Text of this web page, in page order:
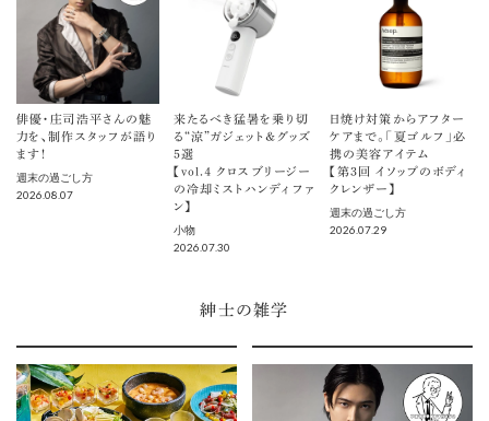
俳優・庄司浩平さんの魅
力を、制作スタッフが語り
ます！
週末の過ごし方
2026.08.07
来たるべき猛暑を乗り切
る“涼”ガジェット＆グッズ
5選
【vol.４ クロスブリージー
の冷却ミストハンディファ
ン】
小物
2026.07.30
日焼け対策からアフター
ケアまで。「夏ゴルフ」必
携の美容アイテム
【第3回 イソップのボディ
クレンザー】
週末の過ごし方
2026.07.29
紳士の雑学